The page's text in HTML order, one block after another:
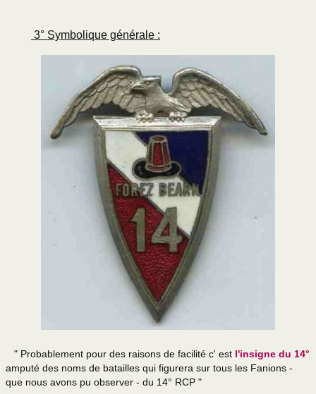
3° Symbolique générale :
" Probablement pour des raisons de facilité c' est l'insigne du 14°
amputé des noms de batailles qui figurera sur tous les Fanions -
que nous avons pu observer - du 14° RCP "